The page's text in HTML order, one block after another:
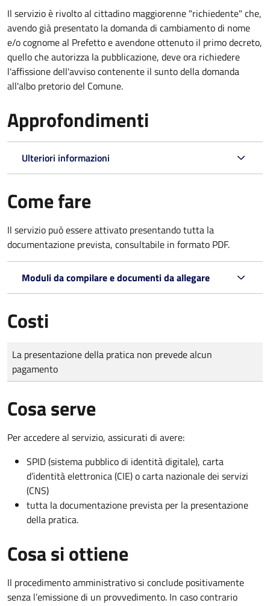
Il servizio è rivolto al cittadino maggiorenne "richiedente" che,
avendo già presentato la domanda di cambiamento di nome
e/o cognome al Prefetto e avendone ottenuto il primo decreto,
quello che autorizza la pubblicazione, deve ora richiedere
l'affissione dell'avviso contenente il sunto della domanda
all'albo pretorio del Comune.
Approfondimenti
Ulteriori informazioni
Come fare
Il servizio può essere attivato presentando tutta la
documentazione prevista, consultabile in formato PDF.
Moduli da compilare e documenti da allegare
Costi
Tipo di pagamento
Importo
La presentazione della pratica non prevede alcun
pagamento
Cosa serve
Per accedere al servizio, assicurati di avere:
SPID (sistema pubblico di identità digitale), carta
d’identità elettronica (CIE) o carta nazionale dei servizi
(CNS)
tutta la documentazione prevista per la presentazione
della pratica.
Cosa si ottiene
Il procedimento amministrativo si conclude positivamente
senza l’emissione di un provvedimento. In caso contrario